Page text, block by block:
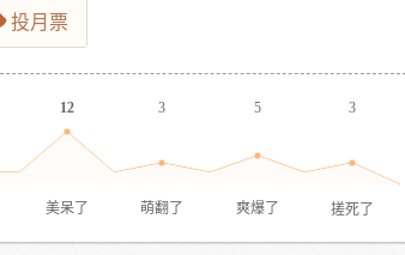
投月票
搓死了
爽爆了
萌翻了
美呆了
12 3 5 3